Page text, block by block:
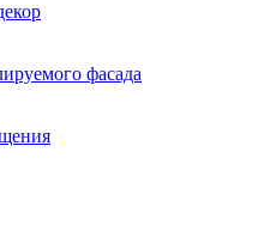
фасада